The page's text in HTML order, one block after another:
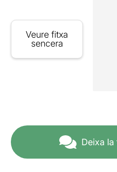
Veure fitxa
sencera
Deixa